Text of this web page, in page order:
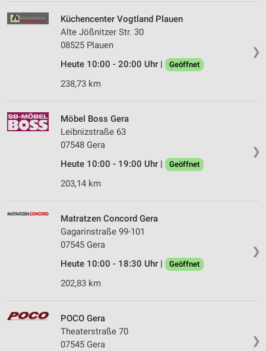
❯
Küchencenter Vogtland Plauen
Alte Jößnitzer Str. 30
08525 Plauen
Heute 10:00 - 20:00 Uhr |
Geöffnet
238,73 km
❯
Möbel Boss Gera
Leibnizstraße 63
07548 Gera
Heute 10:00 - 19:00 Uhr |
Geöffnet
203,14 km
❯
Matratzen Concord Gera
Gagarinstraße 99-101
07545 Gera
Heute 10:00 - 18:30 Uhr |
Geöffnet
202,83 km
❯
POCO Gera
Theaterstraße 70
07545 Gera